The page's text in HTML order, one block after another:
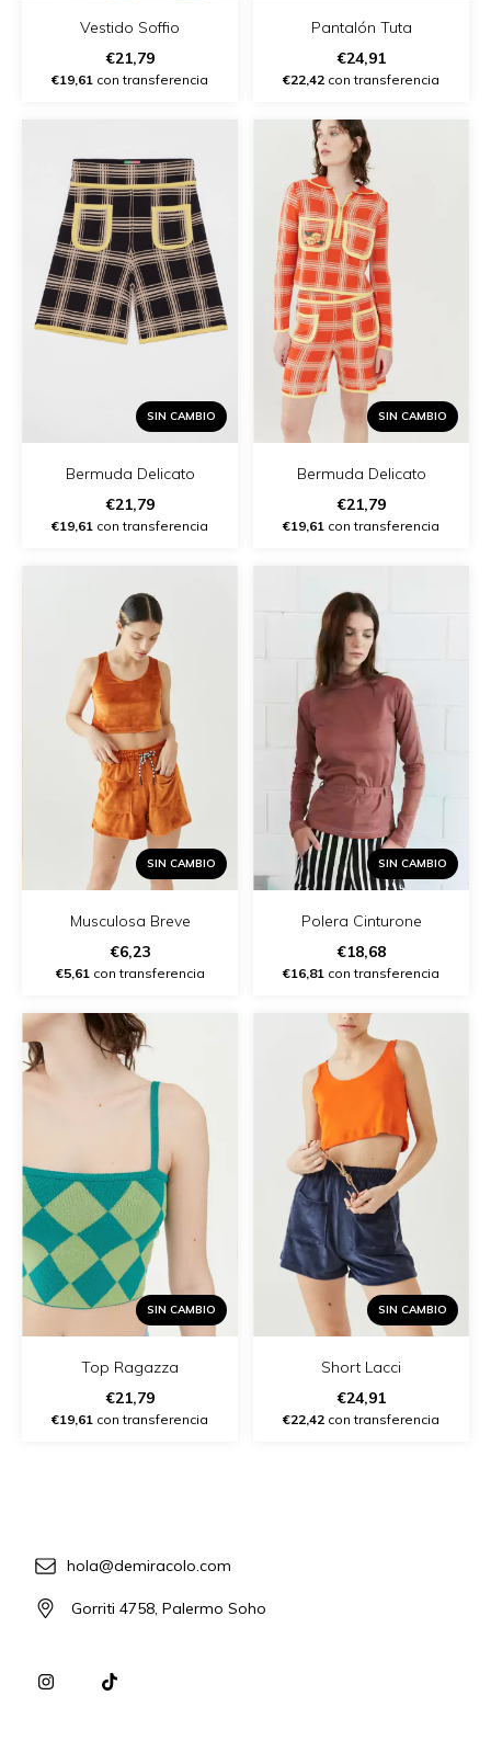
Vestido Soffio
€21,79
€19,61 con transferencia
Pantalón Tuta
€24,91
€22,42 con transferencia
SIN CAMBIO
Bermuda Delicato
€21,79
€19,61 con transferencia
SIN CAMBIO
Bermuda Delicato
€21,79
€19,61 con transferencia
SIN CAMBIO
Musculosa Breve
€6,23
€5,61 con transferencia
SIN CAMBIO
Polera Cinturone
€18,68
€16,81 con transferencia
SIN CAMBIO
Top Ragazza
€21,79
€19,61 con transferencia
SIN CAMBIO
Short Lacci
€24,91
€22,42 con transferencia
hola@demiracolo.com
Gorriti 4758, Palermo Soho